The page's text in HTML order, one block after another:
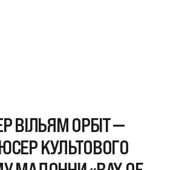
ВІЛЬЯМ ОРБІТ —
КУЛЬТОВОГО